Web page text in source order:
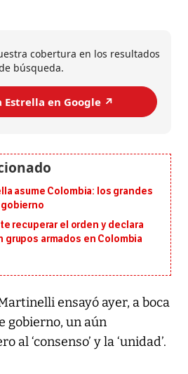
cobertura en los resultados
búsqueda.
Estrella en Google ↗️
asume Colombia: los grandes
gobierno
recuperar el orden y declara
armados en Colombia
ensayó ayer, a boca
gobierno, un aún
al ‘consenso’ y la ‘unidad’.